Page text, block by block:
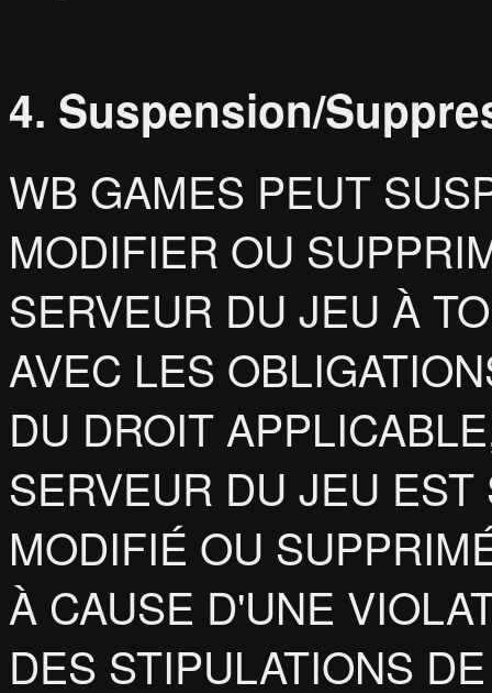
4. Suspension/
WB GAMES PEUT
MODIFIER OU
SERVEUR DU JEU À
AVEC LES
DU DROIT
SERVEUR DU JEU
MODIFIÉ OU
À CAUSE D'UNE
DES STIPULATIONS